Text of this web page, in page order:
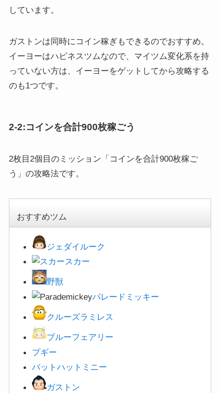
しています。
ガストンは同時にコイン稼ぎもできるのでおすすめ。
イーヨーはハピネスツムなので、マイツム変化系を持
っていない方は、イーヨーをゲットしてから攻略する
のも1つです。
2-2:コインを合計900枚稼ごう
2枚目2個目のミッション「コインを合計900枚稼ご
う」の攻略法です。
おすすめツム
ジェダイルーク
スカー
野獣
パレードミッキー
クルーズラミレス
ブルーフェアリー
プギー
バットハットミニー
ガストン